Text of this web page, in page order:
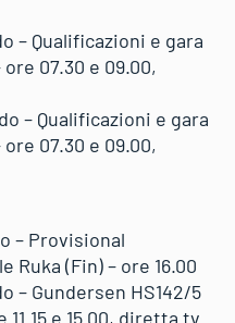
– Qualificazioni e gara
07.30 e 09.00,
– Qualificazioni e gara
07.30 e 09.00,
– Provisional
Ruka (Fin) – ore 16.00
– Gundersen HS142/5
e 15.00, diretta tv